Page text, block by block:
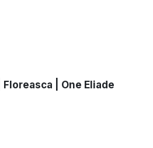
| One Eliade